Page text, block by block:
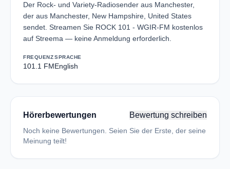
Der Rock- und Variety-Radiosender aus Manchester,
der aus Manchester, New Hampshire, United States
sendet. Streamen Sie ROCK 101 - WGIR-FM kostenlos
auf Streema — keine Anmeldung erforderlich.
FREQUENZ
101.1 FM
SPRACHE
English
Hörerbewertungen Bewertung schreiben
Noch keine Bewertungen. Seien Sie der Erste, der seine
Meinung teilt!